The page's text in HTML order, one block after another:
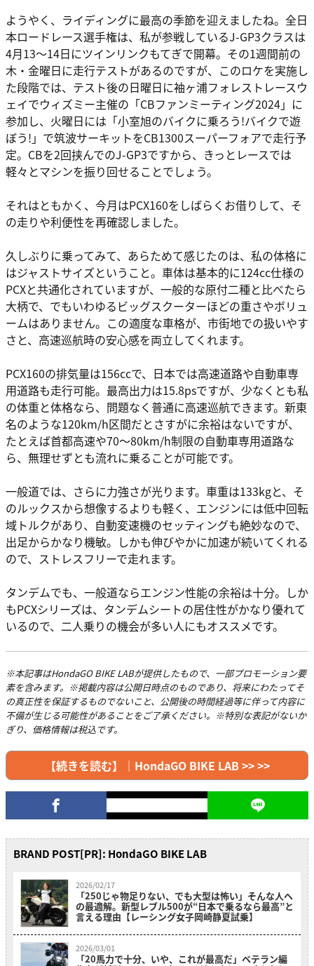
ようやく、ライディングに最高の季節を迎えましたね。全日
本ロードレース選手権は、私が参戦しているJ-GP3クラスは
4月13～14日にツインリンクもてぎで開幕。その1週間前の
木・金曜日に走行テストがあるのですが、このロケを実施し
た段階では、テスト後の日曜日に袖ヶ浦フォレストレースウ
ェイでウィズミー主催の「CBファンミーティング2024」に
参加し、火曜日には「小室旭のバイクに乗ろう!バイクで遊
ぼう!」で筑波サーキットをCB1300スーパーフォアで走行予
定。CBを2回挟んでのJ-GP3ですから、きっとレースでは
軽々とマシンを振り回せることでしょう。
それはともかく、今月はPCX160をしばらくお借りして、そ
の走りや利便性を再確認しました。
久しぶりに乗ってみて、あらためて感じたのは、私の体格に
はジャストサイズということ。車体は基本的に124cc仕様の
PCXと共通化されていますが、一般的な原付二種と比べたら
大柄で、でもいわゆるビッグスクーターほどの重さやボリュ
ームはありません。この適度な車格が、市街地での扱いやす
さと、高速巡航時の安心感を両立してくれます。
PCX160の排気量は156ccで、日本では高速道路や自動車専
用道路も走行可能。最高出力は15.8psですが、少なくとも私
の体重と体格なら、問題なく普通に高速巡航できます。新東
名のような120km/h区間だとさすがに余裕はないですが、
たとえば首都高速や70～80km/h制限の自動車専用道路な
ら、無理せずとも流れに乗ることが可能です。
一般道では、さらに力強さが光ります。車重は133kgと、そ
のルックスから想像するよりも軽く、エンジンには低中回転
域トルクがあり、自動変速機のセッティングも絶妙なので、
出足からかなり機敏。しかも伸びやかに加速が続いてくれる
ので、ストレスフリーで走れます。
タンデムでも、一般道ならエンジン性能の余裕は十分。しか
もPCXシリーズは、タンデムシートの居住性がかなり優れて
いるので、二人乗りの機会が多い人にもオススメです。
※本記事はHondaGO BIKE LABが提供したもので、一部プロモーション要
素を含みます。※掲載内容は公開日時点のものであり、将来にわたってそ
の真正性を保証するものでないこと、公開後の時間経過等に伴って内容に
不備が生じる可能性があることをご了承ください。※特別な表記がないか
ぎり、価格情報は税込です。
【続きを読む】｜HondaGO BIKE LAB >> >>
BRAND POST[PR]: HondaGO BIKE LAB
2026/02/17
「250じゃ物足りない、でも大型は怖い」そんな人へ
の最適解。新型レブル500が“日本で乗るなら最高”と
言える理由【レーシング女子岡崎静夏試乗】
2026/03/01
「20馬力で十分、いや、これが最高だ」ベテラン編